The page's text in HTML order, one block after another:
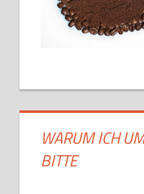
WARUM ICH
BITTE